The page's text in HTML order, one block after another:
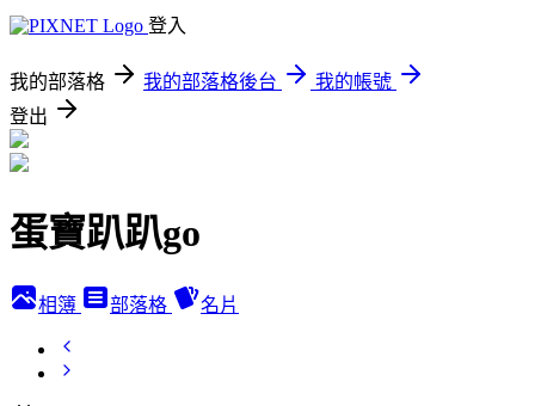
登入
我的部落格 我的部落格後台
我的帳號
登出
蛋寶趴趴go
相簿 部落格 名片